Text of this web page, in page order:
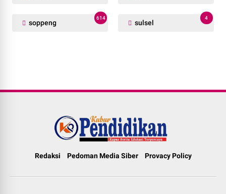
soppeng
614
sulsel
4
Redaksi Pedoman Media Siber Provacy Policy